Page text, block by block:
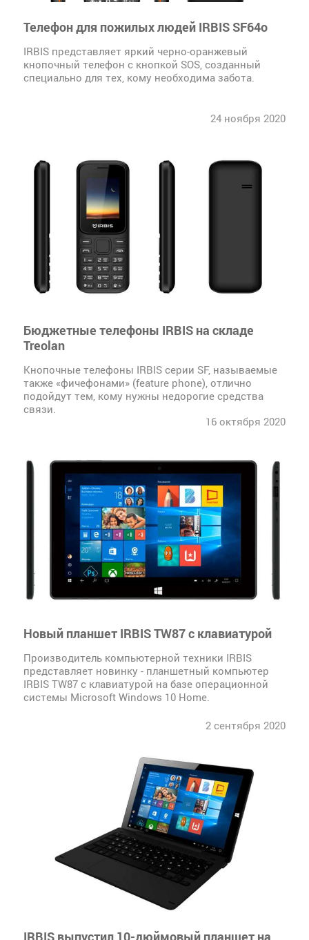
Телефон для пожилых людей IRBIS SF64о
IRBIS представляет яркий черно-оранжевый
кнопочный телефон с кнопкой SOS, созданный
специально для тех, кому необходима забота.
24 ноября 2020
Бюджетные телефоны IRBIS на складе
Treolan
Кнопочные телефоны IRBIS серии SF, называемые
также «фичефонами» (feature phone), отлично
подойдут тем, кому нужны недорогие средства
связи.
16 октября 2020
Новый планшет IRBIS TW87 с клавиатурой
Производитель компьютерной техники IRBIS
представляет новинку - планшетный компьютер
IRBIS TW87 с клавиатурой на базе операционной
системы Microsoft Windows 10 Home.
2 сентября 2020
IRBIS выпустил 10-дюймовый планшет на